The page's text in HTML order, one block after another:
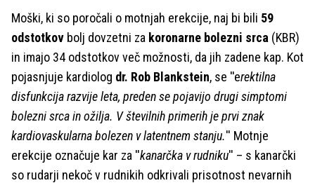
Moški, ki so poročali o motnjah erekcije, naj bi bili 59
odstotkov bolj dovzetni za koronarne bolezni srca (KBR)
in imajo 34 odstotkov več možnosti, da jih zadene kap. Kot
pojasnjuje kardiolog dr. Rob Blankstein, se ''erektilna
disfunkcija razvije leta, preden se pojavijo drugi simptomi
bolezni srca in ožilja. V številnih primerih je prvi znak
kardiovaskularna bolezen v latentnem stanju.'' Motnje
erekcije označuje kar za ''kanarčka v rudniku'' – s kanarčki
so rudarji nekoč v rudnikih odkrivali prisotnost nevarnih